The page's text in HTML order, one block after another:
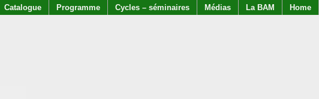
Home
La BAM
Médias
Cycles – séminaires
Programme
Catalogue